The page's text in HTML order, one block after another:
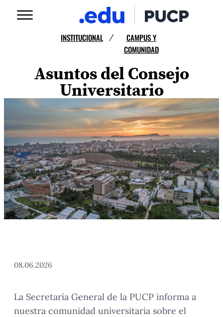
INSTITUCIONAL /
CAMPUS Y
COMUNIDAD
Asuntos del Consejo
Universitario
08.06.2026
La Secretaría General de la PUCP informa a
nuestra comunidad universitaria sobre el